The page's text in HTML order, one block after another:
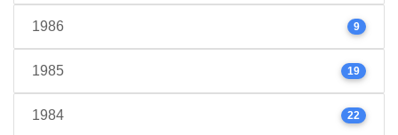
1986 9
1985 19
1984 22